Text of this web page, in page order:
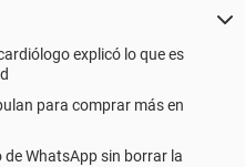
explicó lo que es
para comprar más en
WhatsApp sin borrar la